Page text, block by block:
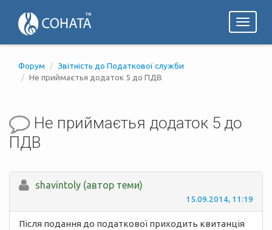
Toggle
Форум
Звітність до Податкової служби
Не приймаєтья додаток 5 до ПДВ
Не приймаєтья додаток 5 до
ПДВ
shavintoly (автор теми)
15.09.2014, 11:19
Після подання до податкової приходить квитанція